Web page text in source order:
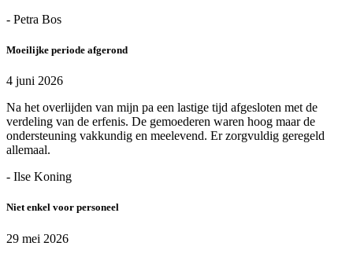
- Petra Bos
Moeilijke periode afgerond
4 juni 2026
Na het overlijden van mijn pa een lastige tijd afgesloten met de
verdeling van de erfenis. De gemoederen waren hoog maar de
ondersteuning vakkundig en meelevend. Er zorgvuldig geregeld
allemaal.
- Ilse Koning
Niet enkel voor personeel
29 mei 2026